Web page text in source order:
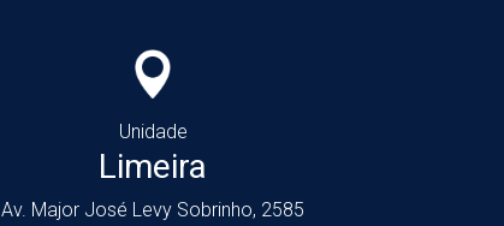
Unidade
Limeira
Av. Major José Levy Sobrinho, 2585